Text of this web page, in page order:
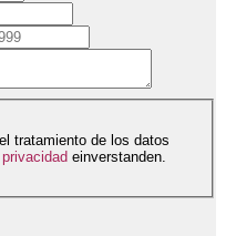
tratamiento de los datos
einverstanden.